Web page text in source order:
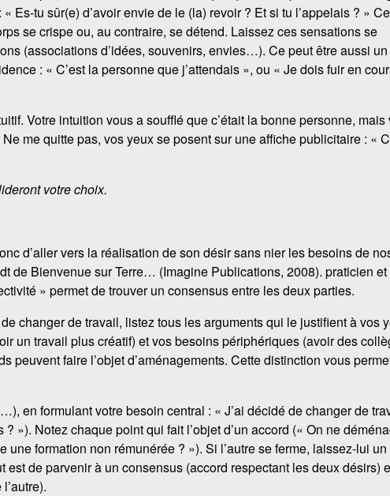
Es-tu sûr(e) d’avoir envie de le (la) revoir ? Et si tu l’appelais ? »
se crispe ou, au contraire, se détend. Laissez ces sensations se
(associations d’idées, souvenirs, envies…). Ce peut être aussi un
: « C’est la personne que j’attendais », ou « Je dois fuir en
Votre intuition vous a soufflé que c’était la bonne personne, mais
me quitte pas, vos yeux se posent sur une affiche publicitaire : «
votre choix.
d’aller vers la réalisation de son désir sans nier les besoins de
de Bienvenue sur Terre… (Imagine Publications, 2008). praticien et
» permet de trouver un consensus entre les deux parties.
changer de travail, listez tous les arguments qui le justifient à vos
un travail plus créatif) et vos besoins périphériques (avoir des
faire l’objet d’aménagements. Cette distinction vous
en formulant votre besoin central : « J’ai décidé de changer de
»). Notez chaque point qui fait l’objet d’un accord (« On ne
formation non rémunérée ? »). Si l’autre se ferme, laissez-lui un
de parvenir à un consensus (accord respectant les deux désirs)